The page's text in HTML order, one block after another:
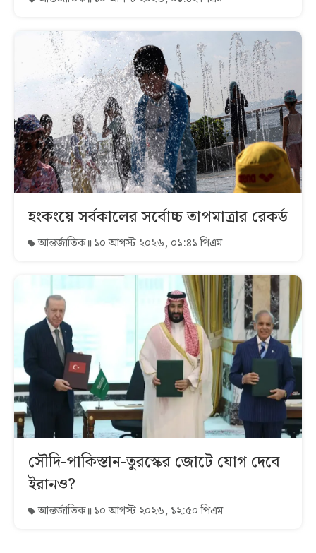
হংকংয়ে সর্বকালের সর্বোচ্চ তাপমাত্রার রেকর্ড
আন্তর্জাতিক ১০ আগস্ট ২০২৬, ০১:৪১ পিএম
সৌদি-পাকিস্তান-তুরস্কের জোটে যোগ দেবে
ইরানও?
আন্তর্জাতিক ১০ আগস্ট ২০২৬, ১২:৫০ পিএম